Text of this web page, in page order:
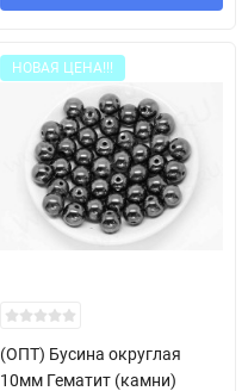
НОВАЯ ЦЕНА!!!
(ОПТ) Бусина округлая
10мм Гематит (камни)